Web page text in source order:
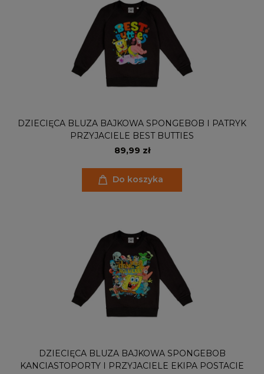
DZIECIĘCA BLUZA BAJKOWA SPONGEBOB I PATRYK
PRZYJACIELE BEST BUTTIES
89,99 zł
Do koszyka
DZIECIĘCA BLUZA BAJKOWA SPONGEBOB
KANCIASTOPORTY I PRZYJACIELE EKIPA POSTACIE